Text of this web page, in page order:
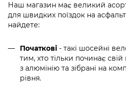
Наш магазин має великий
для швидких поїздок на
найдете:
Початкові - такі шосейні
тим, хто тільки починає
з алюмінію та зібрані на
рівня.